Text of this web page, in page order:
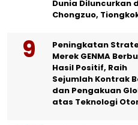
Dunia Diluncurkan
Chongzuo,
Peningkatan
Merek GENMA
Hasil Positif, Raih
Sejumlah Kontrak
dan Pengakuan
atas Teknologi